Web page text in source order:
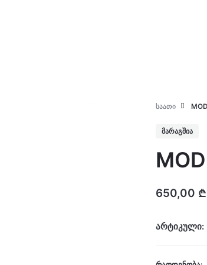
ᲡᲐᲐᲗᲘ
ᲛᲐᲠᲐᲒᲨᲘᲐ
650,00 ₾
არტიკული: